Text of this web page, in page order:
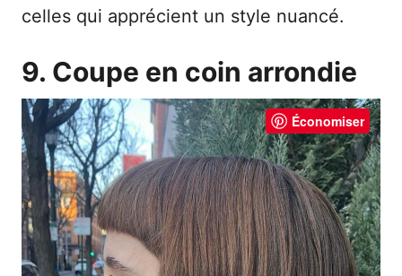
celles qui apprécient un style nuancé.
9. Coupe en coin arrondie
Économiser